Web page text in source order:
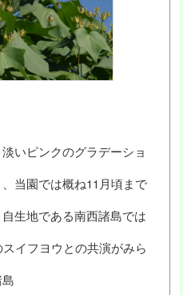
いピンクのグラデーショ
当園では概ね11月頃まで
生地である南西諸島では
イフヨウとの共演がみら